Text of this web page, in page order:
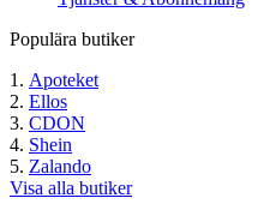
Populära butiker
Apoteket
Ellos
CDON
Shein
Zalando
Visa alla butiker